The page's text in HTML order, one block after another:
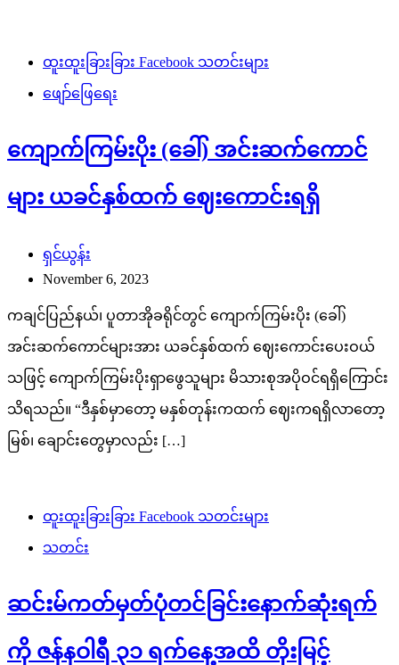
ထူးထူးခြားခြား Facebook သတင်းများ
ဖျော်ဖြေရေး
ကျောက်ကြမ်းပိုး (ခေါ်) အင်းဆက်ကောင်
များ ယခင်နှစ်ထက် ဈေးကောင်းရရှိ
ရှင်ယွန်း
November 6, 2023
ကချင်ပြည်နယ်၊ ပူတာအိုခရိုင်တွင် ကျောက်ကြမ်းပိုး (ခေါ်)
အင်းဆက်ကောင်များအား ယခင်နှစ်ထက် ဈေးကောင်းပေးဝယ်
သဖြင့် ကျောက်ကြမ်းပိုးရှာဖွေသူများ မိသားစုအပိုဝင်ရရှိကြောင်း
သိရသည်။ “ဒီနှစ်မှာတော့ မနှစ်တုန်းကထက် ဈေးကရရှိလာတော့
မြစ်၊ ချောင်းတွေမှာလည်း […]
ထူးထူးခြားခြား Facebook သတင်းများ
သတင်း
ဆင်းမ်ကတ်မှတ်ပုံတင်ခြင်းနောက်ဆုံးရက်
ကို ဇန်နဝါရီ ၃၁ ရက်နေ့အထိ တိုးမြင့်